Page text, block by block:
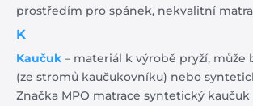
prostředím pro spánek, nekvalitní
K
Kaučuk – materiál k výrobě pryží,
(ze stromů kaučukovníku) nebo
Značka MPO matrace syntetický